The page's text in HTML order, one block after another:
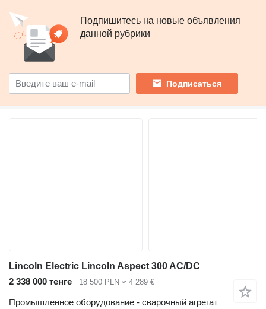
Подпишитесь на новые объявления
данной рубрики
Подписаться
Lincoln Electric Lincoln Aspect 300 AC/DC
2 338 000 тенге
18 500 PLN ≈ 4 289 €
Промышленное оборудование - сварочный агрегат